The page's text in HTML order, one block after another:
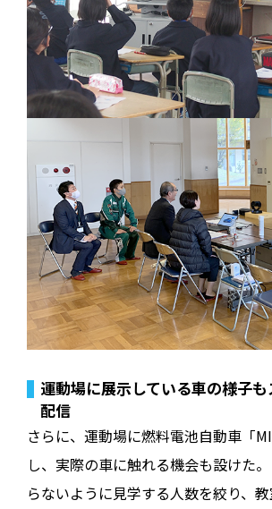
運動場に展示している車の様子も
配信
さらに、運動場に燃料電池自動車「
し、実際の車に触れる機会も設けた
らないように見学する人数を絞り、